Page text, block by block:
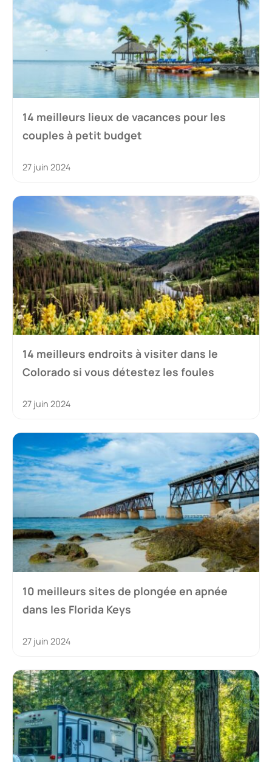
14 meilleurs lieux de vacances pour les
couples à petit budget
27 juin 2024
14 meilleurs endroits à visiter dans le
Colorado si vous détestez les foules
27 juin 2024
10 meilleurs sites de plongée en apnée
dans les Florida Keys
27 juin 2024